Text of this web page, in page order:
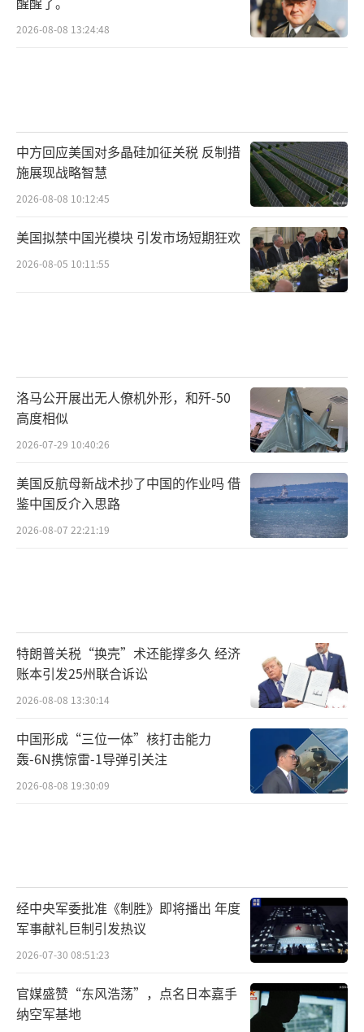
去，让全世界来评评理。
最先坐不住的，是墨西哥的议会。10月8
号，执政党在议会的领袖蒙雷亚尔就出来放风
了，说那个关税提案的审议，咱们先“暂
停”一下，不着急，等到11月底再说。
这“暂停”二字，用得就很有灵性。既给
了自己一个台阶下，也给外界留下了想象空
白：“我们想先跟中方坐下来好好谈谈，万事
好商量嘛，等谈出个结果，我们再来推进立
法。”
你看，从“坚决要加税”到“万事好商
量”，这态度转变有多快。
这笔账其实很简单：
一边，是美国的反复无常。特朗普的承
诺，你敢信吗？今天为了让你对付中国，可以
给你一点甜头；明天为了选举，或者他单纯心
情不好，随时可能把关税大棒再次挥舞起来。
把宝押在美国的“善意”上，无异于与虎谋
贸易伙伴。过去十年，中墨贸易额翻了好几
番。中国不仅是墨西哥商品的“大买家”，更
是重要的投资来源。这些年来，多少中国企业
跑到墨西哥北部建厂，搞汽车配件、搞家电组
装，为当地创造了多少就业和税收？这些都是
实实在在的利益。
2026-08-08 13:24:48
中方回应美国对多晶硅加征关税 反制措
施展现战略智慧
2026-08-08 10:12:45
美国拟禁中国光模块 引发市场短期狂欢
2026-08-05 10:11:55
洛马公开展出无人僚机外形，和歼-50
高度相似
2026-07-29 10:40:26
美国反航母新战术抄了中国的作业吗 借
鉴中国反介入思路
2026-08-07 22:21:19
特朗普关税“换壳”术还能撑多久 经济
账本引发25州联合诉讼
2026-08-08 13:30:14
中国形成“三位一体”核打击能力
轰-6N携惊雷-1导弹引关注
2026-08-08 19:30:09
经中央军委批准《制胜》即将播出 年度
军事献礼巨制引发热议
2026-07-30 08:51:23
官媒盛赞“东风浩荡”，点名日本嘉手
纳空军基地